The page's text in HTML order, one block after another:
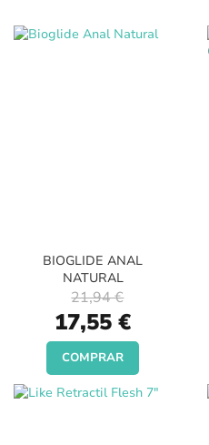
BIOGLIDE ANAL
NATURAL
Special
Price
17,55 €
21,94 €
COMPRAR